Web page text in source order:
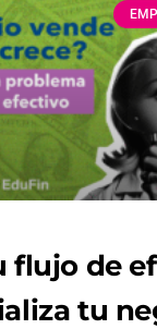
flujo de
tu